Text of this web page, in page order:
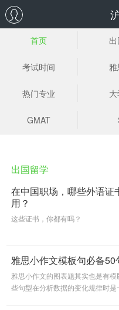
首页
考试时间 雅
热门专业
GMAT
出国留学
在中国职场，哪些外语证
用？
这些证书，你都有吗？
雅思小作文模板句必备50
雅思小作文的图表题其实也是有
些句型在分析数据的变化规律时是